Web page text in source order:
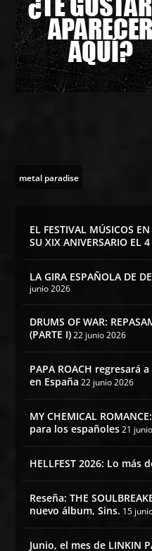
metal paradise
EL FESTIVAL MÚSICOS
SU XIX ANIVERSARIO EL
LA GIRA ESPAÑOLA DE
junio 2026
DRUMS OF WAR:
(PARTE I) 22 junio 2026
PAPA ROACH regresará
en España 22 junio 2026
MY CHEMICAL
para los españoles 21
HELLFEST 2026: Lo más
Reseña: THE
nuevo álbum, Sins. 15
Junio, el mes de LINKIN